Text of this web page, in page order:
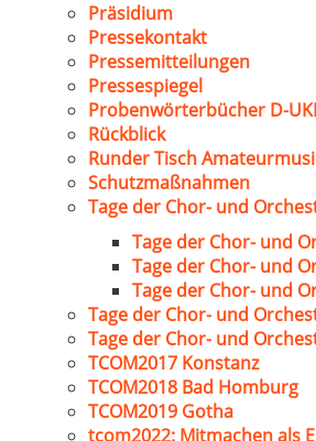
Präsidium
Pressekontakt
Pressemitteilungen
Pressespiegel
Probenwörterbücher D-
Rückblick
Runder Tisch
Schutzmaßnahmen
Tage der Chor- und
Tage der Chor- und
Tage der Chor- und
Tage der Chor- und
Tage der Chor- und
Tage der Chor- und
TCOM2017 Konstanz
TCOM2018 Bad Homburg
TCOM2019 Gotha
tcom2022: Mitmachen als